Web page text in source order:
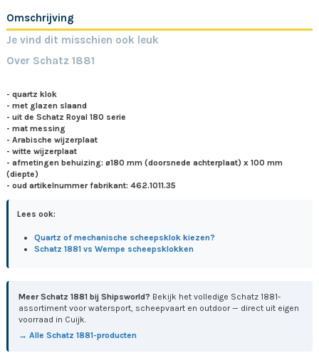
Omschrijving
Je vind dit misschien ook leuk
Over Schatz 1881
- quartz klok
- met glazen slaand
- uit de Schatz Royal 180 serie
- mat messing
- Arabische wijzerplaat
- witte wijzerplaat
- afmetingen behuizing: ø180 mm (doorsnede achterplaat) x 100 mm
(diepte)
- oud artikelnummer fabrikant: 462.1011.35
Lees ook:
Quartz of mechanische scheepsklok kiezen?
Schatz 1881 vs Wempe scheepsklokken
Meer Schatz 1881 bij Shipsworld? Bekijk het volledige Schatz 1881-
assortiment voor watersport, scheepvaart en outdoor — direct uit eigen
voorraad in Cuijk.
→ Alle Schatz 1881-producten